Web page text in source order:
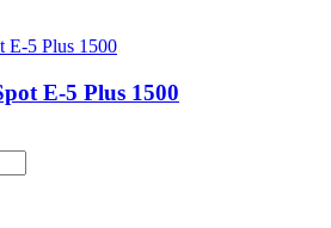
E-5 Plus 1500